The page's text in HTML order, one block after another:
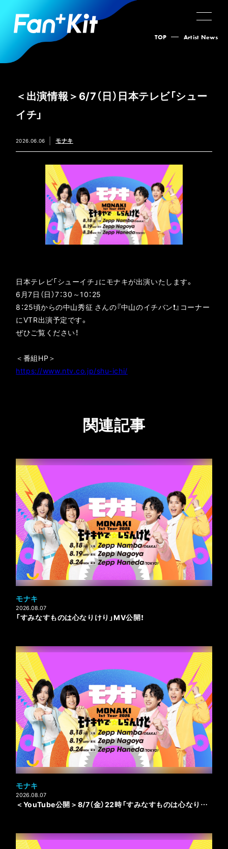
TOP Artist News
＜出演情報＞6/7（日）日本テレビ「シュー
イチ」
2026.06.06 モナキ
日本テレビ「シューイチ」にモナキが出演いたします。
6月7日（日）7：30～10：25
8：25頃からの中山秀征 さんの『中山のイチバン❗️』コーナー
にVTR出演予定です。
ぜひご覧ください！
＜番組HP＞
https://www.ntv.co.jp/shu-ichi/
関連記事
モナキ
2026.08.07
「すみなすものは心なりけり」MV公開！
モナキ
2026.08.07
＜YouTube公開＞8/7（金）22時「すみなすものは心なりけり」Music Video公開